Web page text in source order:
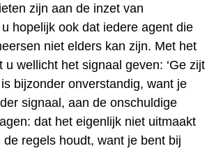
zijn aan de inzet van
hopelijk ook dat iedere agent die
niet elders kan zijn. Met het
wellicht het signaal geven: ‘Ge zijt
bijzonder onverstandig, want je
signaal, aan de onschuldige
dat het eigenlijk niet uitmaakt
regels houdt, want je bent bij